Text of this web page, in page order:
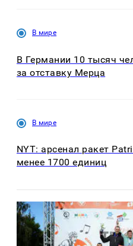
В мире
В Германии 10 тысяч
за отставку Мерца
В мире
NYT: арсенал ракет
менее 1700 единиц